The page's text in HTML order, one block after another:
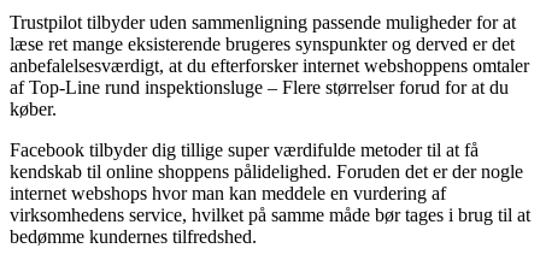
Trustpilot tilbyder uden sammenligning passende muligheder for at
læse ret mange eksisterende brugeres synspunkter og derved er det
anbefalelsesværdigt, at du efterforsker internet webshoppens omtaler
af Top-Line rund inspektionsluge – Flere størrelser forud for at du
køber.
Facebook tilbyder dig tillige super værdifulde metoder til at få
kendskab til online shoppens pålidelighed. Foruden det er der nogle
internet webshops hvor man kan meddele en vurdering af
virksomhedens service, hvilket på samme måde bør tages i brug til at
bedømme kundernes tilfredshed.